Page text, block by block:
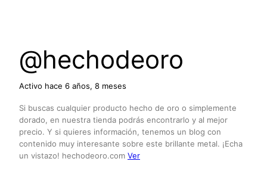
@hechodeoro
Activo hace 6 años, 8 meses
Si buscas cualquier producto hecho de oro o simplemente
dorado, en nuestra tienda podrás encontrarlo y al mejor
precio. Y si quieres información, tenemos un blog con
contenido muy interesante sobre este brillante metal. ¡Echa
un vistazo! hechodeoro.com Ver